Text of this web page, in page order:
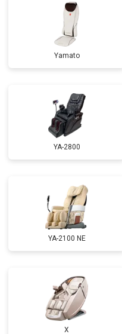
Ремонт пневмосистемы
Ремонт пульта управления
Ремонт электропроводки
Ремонт сканера
Ремонт купюроприемника
Замена сетевого
Yamato
YA-2800
YA-2100 NE
X